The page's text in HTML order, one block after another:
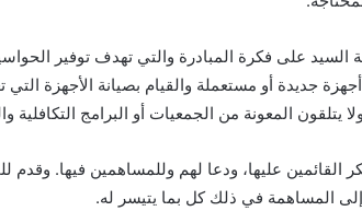
على فكرة المبادرة والتي تهدف توفير
جديدة أو مستعملة والقيام بصيانة الأجهزة
يتلقون المعونة من الجمعيات أو البرامج التكافلية
القائمين عليها، ودعا لهم وللمساهمين فيها.
المساهمة في ذلك كل بما يتيسر له.